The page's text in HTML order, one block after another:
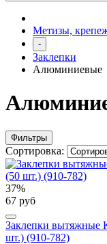
Метизы,
-
Заклепки
Алюминиевые
Фильтры
Сортировка:
37%
67 руб
Заклепки
шт.) (910-782)